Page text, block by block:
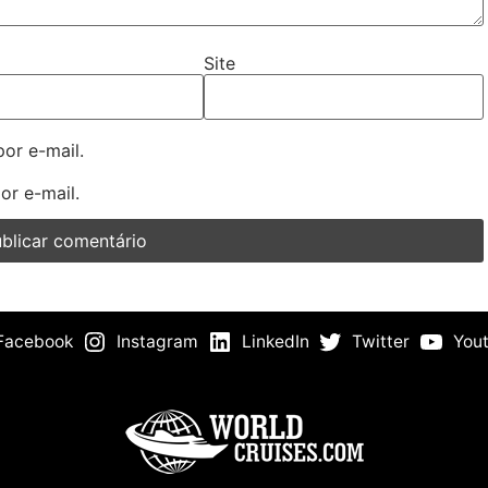
Site
e-mail.
e-mail.
Instagram LinkedIn Twitter